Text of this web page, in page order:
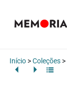
Início>Coleções>